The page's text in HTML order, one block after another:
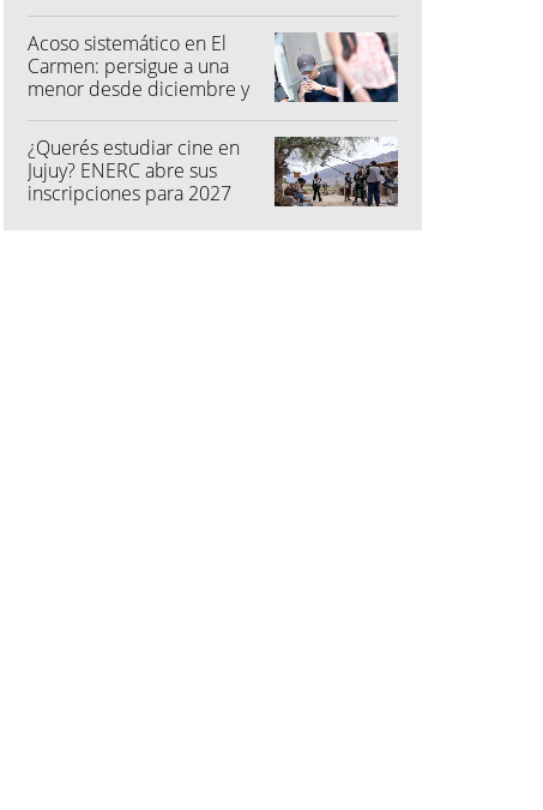
Acoso sistemático en El
Carmen: persigue a una
menor desde diciembre y
¿Querés estudiar cine en
Jujuy? ENERC abre sus
inscripciones para 2027